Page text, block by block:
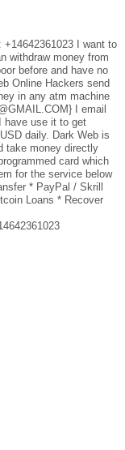
I want to
withdraw money from
before and have no
Online Hackers send
in any atm machine
I email
have use it to get
daily. Dark Web is
take money directly
card which
for the service below
* PayPal / Skrill
Loans * Recover